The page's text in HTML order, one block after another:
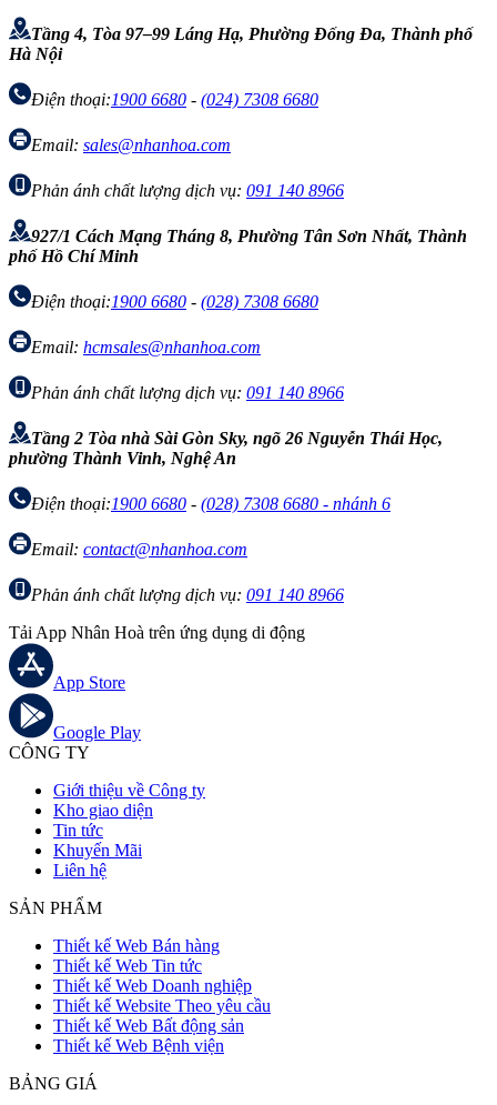
Tầng 4, Tòa 97–99 Láng Hạ, Phường Đống Đa, Thành phố
Hà Nội
Điện thoại:1900 6680 - (024) 7308 6680
Email: sales@nhanhoa.com
Phản ánh chất lượng dịch vụ: 091 140 8966
927/1 Cách Mạng Tháng 8, Phường Tân Sơn Nhất, Thành
phố Hồ Chí Minh
Điện thoại:1900 6680 - (028) 7308 6680
Email: hcmsales@nhanhoa.com
Phản ánh chất lượng dịch vụ: 091 140 8966
Tầng 2 Tòa nhà Sài Gòn Sky, ngõ 26 Nguyễn Thái Học,
phường Thành Vinh, Nghệ An
Điện thoại:1900 6680 - (028) 7308 6680 - nhánh 6
Email: contact@nhanhoa.com
Phản ánh chất lượng dịch vụ: 091 140 8966
Tải App Nhân Hoà trên ứng dụng di động
App Store
Google Play
CÔNG TY
Giới thiệu về Công ty
Kho giao diện
Tin tức
Khuyến Mãi
Liên hệ
SẢN PHẨM
Thiết kế Web Bán hàng
Thiết kế Web Tin tức
Thiết kế Web Doanh nghiệp
Thiết kế Website Theo yêu cầu
Thiết kế Web Bất động sản
Thiết kế Web Bệnh viện
BẢNG GIÁ